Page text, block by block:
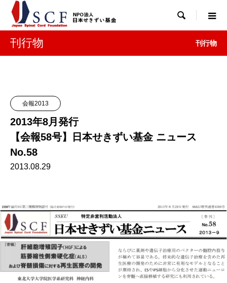

刊行物 刊行物
会報2013
2013年8月発行
【会報58号】日本せきずい基金 ニュース
No.58
2013.08.29